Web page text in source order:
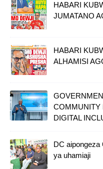
HABARI
JUMATANO
HABARI
ALHAMISI
COMMUNITY
DIGITAL
DC
ya uhamiaji